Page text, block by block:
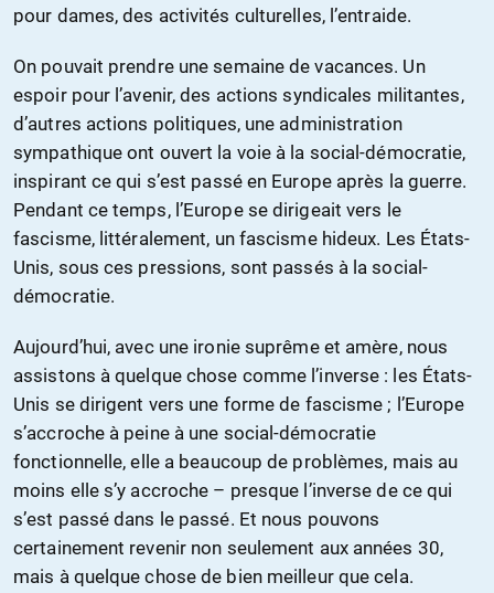
pour dames, des activités culturelles, l’entraide.
On pouvait prendre une semaine de vacances. Un
espoir pour l’avenir, des actions syndicales militantes,
d’autres actions politiques, une administration
sympathique ont ouvert la voie à la social-démocratie,
inspirant ce qui s’est passé en Europe après la guerre.
Pendant ce temps, l’Europe se dirigeait vers le
fascisme, littéralement, un fascisme hideux. Les États-
Unis, sous ces pressions, sont passés à la social-
démocratie.
Aujourd’hui, avec une ironie suprême et amère, nous
assistons à quelque chose comme l’inverse : les États-
Unis se dirigent vers une forme de fascisme ; l’Europe
s’accroche à peine à une social-démocratie
fonctionnelle, elle a beaucoup de problèmes, mais au
moins elle s’y accroche – presque l’inverse de ce qui
s’est passé dans le passé. Et nous pouvons
certainement revenir non seulement aux années 30,
mais à quelque chose de bien meilleur que cela.